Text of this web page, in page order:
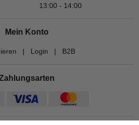
13:00 - 14:00
Mein Konto
| Login | B2B